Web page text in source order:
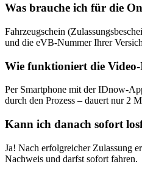
Was brauche ich für die
Fahrzeugschein
und die eVB-Nummer Ihrer
Wie funktioniert die
Per Smartphone mit der IDnow-
durch den Prozess – dauert nur 2
Kann ich danach sofort
Ja! Nach erfolgreicher Zulassung
Nachweis und darfst sofort fahren.